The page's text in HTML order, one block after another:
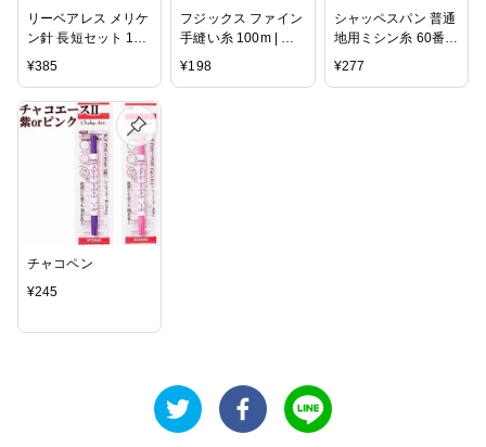
リーベアレス メリケ
ン針 長短セット 10
本入り｜Liebe alles
産 針 手縫い針 手ぬ
¥385
フジックス ファイン
手縫い糸 100m | 手
芸 裁縫 洋裁 ソーイ
¥198
シャッペスパン 普通
地用ミシン糸 60番
200m 白・黒・生成 |
¥277
チャコペン
¥245